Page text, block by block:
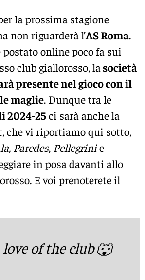
la prossima stagione
non riguarderà l’AS Roma.
postato online poco fa sui
club giallorosso, la società
presente nel gioco con il
maglie. Dunque tra le
2024-25ci sarà anche la
che vi riportiamo qui sotto,
Paredes, Pellegrinie
in posa davanti allo
E voi prenoterete il
of the club 🐺